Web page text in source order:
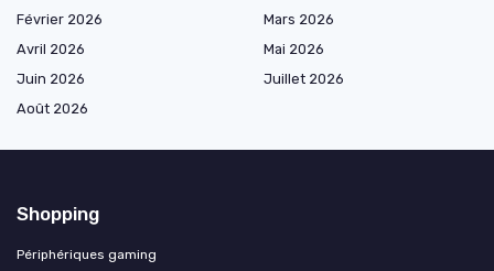
Février 2026
Mars 2026
Avril 2026
Mai 2026
Juin 2026
Juillet 2026
Août 2026
Shopping
Périphériques gaming